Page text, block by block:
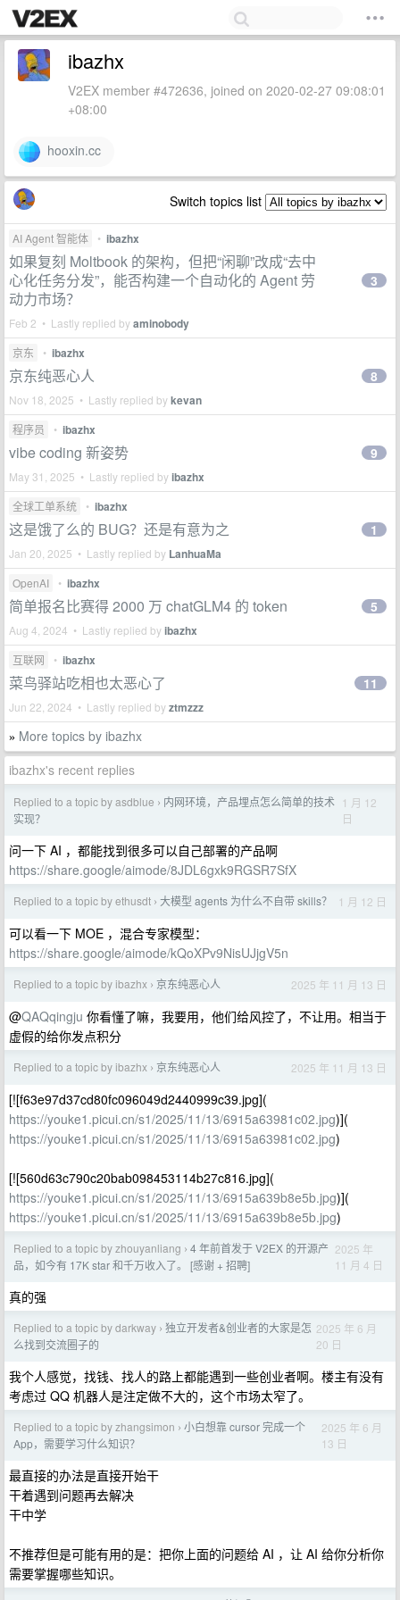
ibazhx
V2EX member #472636, joined on 2020-02-27 09:08:01
+08:00
hooxin.cc
Switch topics list
AI Agent 智能体 • ibazhx
如果复刻 Moltbook 的架构，但把“闲聊”改成“去中
心化任务分发”，能否构建一个自动化的 Agent 劳
动力市场？
Feb 2 • Lastly replied byaminobody
3
京东 • ibazhx
京东纯恶心人
Nov 18, 2025 • Lastly replied bykevan
8
程序员 • ibazhx
vibe coding 新姿势
May 31, 2025 • Lastly replied byibazhx
9
全球工单系统 • ibazhx
这是饿了么的 BUG？还是有意为之
Jan 20, 2025 • Lastly replied by LanhuaMa
1
OpenAI • ibazhx
简单报名比赛得 2000 万 chatGLM4 的 token
Aug 4, 2024 • Lastly replied byibazhx
5
互联网 • ibazhx
菜鸟驿站吃相也太恶心了
Jun 22, 2024 • Lastly replied byztmzzz
11
» More topics by ibazhx
ibazhx's recent replies
Replied to a topic by asdblue › 内网环境，产品埋点怎么简单的技术
实现？
1 月 12
日
问一下 AI ，都能找到很多可以自己部署的产品啊
https://share.google/aimode/8JDL6gxk9RGSR7SfX
Replied to a topic by ethusdt › 大模型 agents 为什么不自带 skills？ 1 月 12 日
可以看一下 MOE ，混合专家模型：
https://share.google/aimode/kQoXPv9NisUJjgV5n
Replied to a topic by ibazhx › 京东纯恶心人 2025 年 11 月 13 日
@QAQqingju 你看懂了嘛，我要用，他们给风控了，不让用。相当于
虚假的给你发点积分
Replied to a topic by ibazhx › 京东纯恶心人 2025 年 11 月 13 日
[![f63e97d37cd80fc096049d2440999c39.jpg](
https://youke1.picui.cn/s1/2025/11/13/6915a63981c02.jpg)](
https://youke1.picui.cn/s1/2025/11/13/6915a63981c02.jpg)
[![560d63c790c20bab098453114b27c816.jpg](
https://youke1.picui.cn/s1/2025/11/13/6915a639b8e5b.jpg)](
https://youke1.picui.cn/s1/2025/11/13/6915a639b8e5b.jpg)
Replied to a topic by zhouyanliang › 4 年前首发于 V2EX 的开源产
品，如今有 17K star 和千万收入了。 [感谢 + 招聘]
2025 年
11 月 4 日
真的强
Replied to a topic by darkway › 独立开发者&创业者的大家是怎
么找到交流圈子的
2025 年 6 月
20 日
我个人感觉，找钱、找人的路上都能遇到一些创业者啊。楼主有没有
考虑过 QQ 机器人是注定做不大的，这个市场太窄了。
Replied to a topic by zhangsimon › 小白想靠 cursor 完成一个
App，需要学习什么知识？
2025 年 6 月
13 日
最直接的办法是直接开始干
干着遇到问题再去解决
干中学
不推荐但是可能有用的是：把你上面的问题给 AI ，让 AI 给你分析你
需要掌握哪些知识。